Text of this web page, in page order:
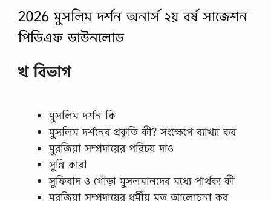
2026 মুসলিম দর্শন অনার্স ২য় বর্ষ সাজেশন
পিডিএফ ডাউনলোড
খ বিভাগ
মুসলিম দর্শন কি
মুসলিম দর্শনের প্রকৃতি কী? সংক্ষেপে ব্যাখ্যা কর
মুরজিয়া সম্প্রদায়ের পরিচয় দাও
সুন্নি কারা
সুফিবাদ ও গোঁড়া মুসলমানদের মধ্যে পার্থক্য কী
মুরজিয়া সম্প্রদায়ের ধর্মীয় মত আলোচনা কর